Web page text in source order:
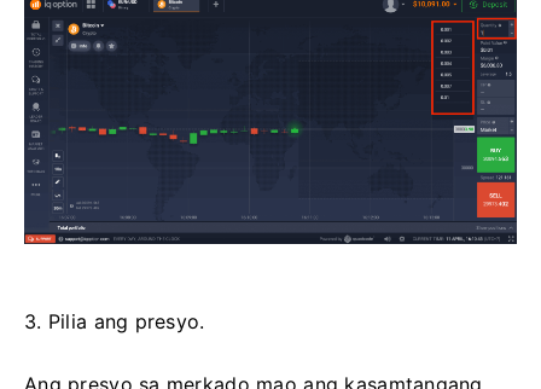
3. Pilia ang presyo.